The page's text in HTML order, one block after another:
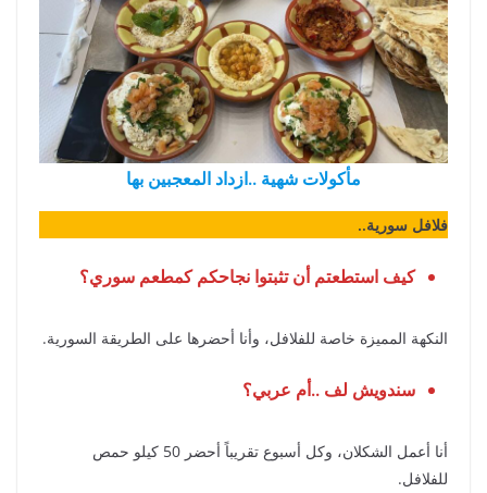
مأكولات شهية ..ازداد المعجبين بها
فلافل سورية..
كيف استطعتم أن تثبتوا نجاحكم كمطعم سوري؟
النكهة المميزة خاصة للفلافل، وأنا أحضرها على الطريقة السورية.
سندويش لف ..أم عربي؟
أنا أعمل الشكلان، وكل أسبوع تقريباً أحضر 50 كيلو حمص
للفلافل.